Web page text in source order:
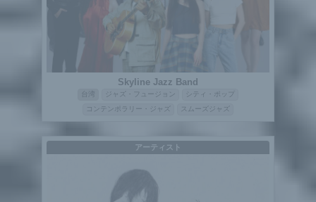
Skyline Jazz Band
台湾 ジャズ・フュージョン
シティ・ポップ
コンテンポラリー・ジャズ
スムーズジャズ
アーティスト